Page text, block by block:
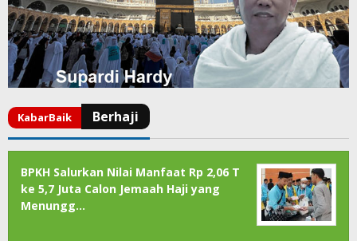
BPKH Salurkan Nilai Manfaat Rp 2,06 T
ke 5,7 Juta Calon Jemaah Haji yang
Menungg…